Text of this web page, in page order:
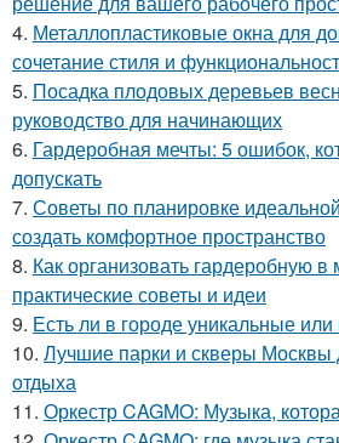
4. Металлопластиковые окна для
сочетание стиля и
5. Посадка плодовых деревьев
руководство для начинающих
6. Гардеробная мечты: 5 ошибок,
допускать
7. Советы по планировке
создать комфортное пространство
8. Как организовать гардеробную в
практические советы и идеи
9. Есть ли в городе уникальные
10. Лучшие парки и скверы Москвы
отдыха
11. Оркестр CAGMO: Музыка,